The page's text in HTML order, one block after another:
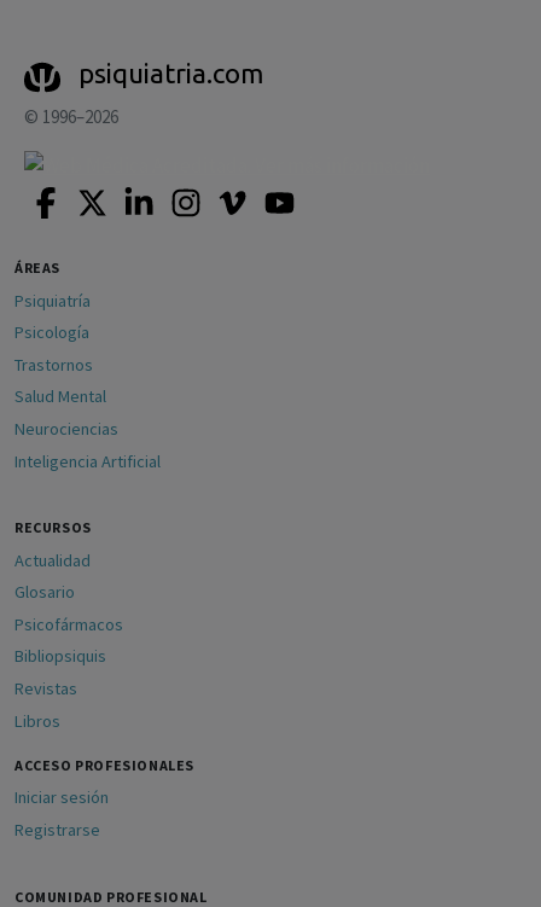
psiquiatria.com
© 1996–2026
ÁREAS
Psiquiatría
Psicología
Trastornos
Salud Mental
Neurociencias
Inteligencia Artificial
RECURSOS
Actualidad
Glosario
Psicofármacos
Bibliopsiquis
Revistas
Libros
ACCESO PROFESIONALES
Iniciar sesión
Registrarse
COMUNIDAD PROFESIONAL